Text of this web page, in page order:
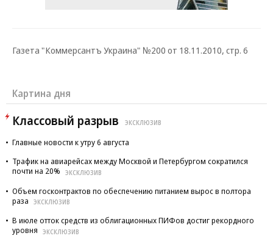
Газета "Коммерсантъ Украина" №200 от 18.11.2010, стр. 6
Картина дня
Классовый разрыв ЭКСКЛЮЗИВ
Главные новости к утру 6 августа
Трафик на авиарейсах между Москвой и Петербургом сократился
почти на 20%
ЭКСКЛЮЗИВ
Объем госконтрактов по обеспечению питанием вырос в полтора
раза
ЭКСКЛЮЗИВ
В июле отток средств из облигационных ПИФов достиг рекордного
уровня
ЭКСКЛЮЗИВ